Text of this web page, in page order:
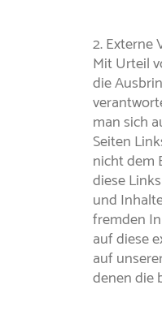
2. Externe
Mit Urteil
die
man sich
Seiten
nicht dem
diese
und
fremden
auf diese
auf
denen die